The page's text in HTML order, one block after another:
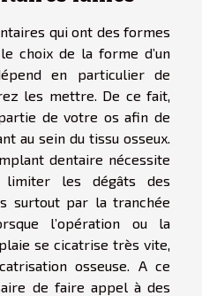
qui ont des formes
choix de la forme d’un
en particulier de
les mettre. De ce fait,
de votre os afin de
au sein du tissu osseux.
dentaire nécessite
limiter les dégâts des
surtout par la tranchée
l’opération ou la
se cicatrise très vite,
osseuse. A ce
de faire appel à des